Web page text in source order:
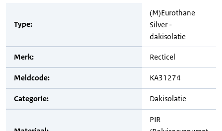
Type:
(M)Eurothane
Silver -
dakisolatie
Merk: Recticel
Meldcode: KA31274
Categorie: Dakisolatie
PIR